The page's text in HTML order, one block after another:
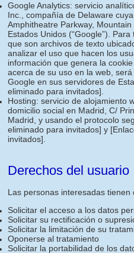
Google Analytics: servicio
Inc., compañía de Delaware
Amphitheatre Parkway, Mountain
Estados Unidos (“Google”).
que son archivos de texto
analizar el uso que hacen los
información que genera la
acerca de su uso en la web,
Google en sus servidores de
eliminado para invitados]
Hosting: servicio de alojamiento
domicilio social en Madrid, C/
Madrid, y usando el protocolo
eliminado para invitados] y
invitados]
Derechos del usuario
Las personas interesadas tienen
Solicitar el acceso a los datos
Solicitar su rectificación o
Solicitar la limitación de su
Oponerse al tratamiento
Solicitar la portabilidad de los